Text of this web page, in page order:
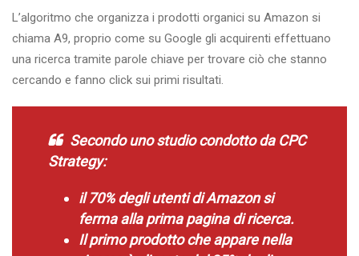
L’algoritmo che organizza i prodotti organici su Amazon si
chiama A9, proprio come su Google gli acquirenti effettuano
una ricerca tramite parole chiave per trovare ciò che stanno
cercando e fanno click sui primi risultati.
Secondo uno studio condotto da CPC
Strategy:
il 70% degli utenti di Amazon si
ferma alla prima pagina di ricerca.
Il primo prodotto che appare nella